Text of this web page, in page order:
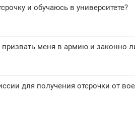
и обучаюсь в университете?
меня в армию и законно
для получения отсрочки от